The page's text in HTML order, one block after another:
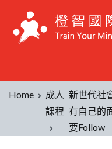
Home
成人
課程
新世代社
有自己的
要Follow